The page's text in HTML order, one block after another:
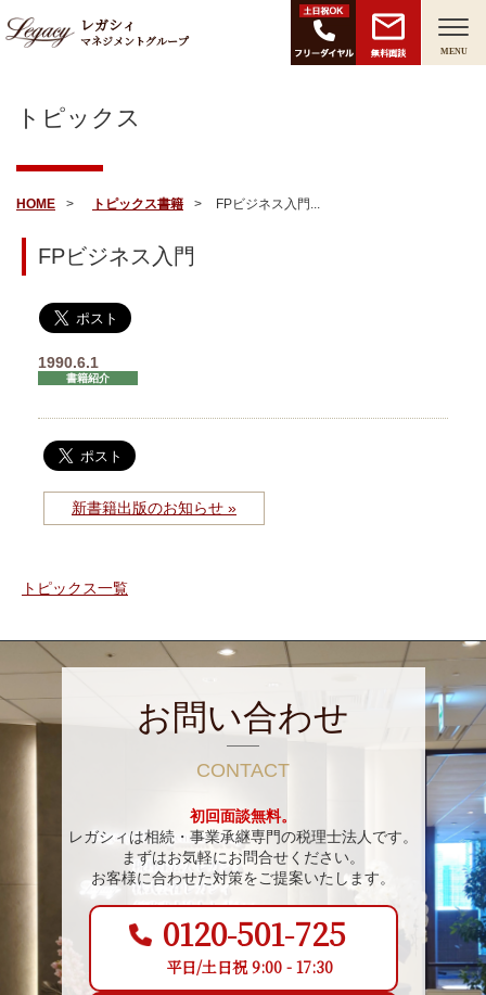
レガシィ
マネジメントグループ
無料面談 MENU
トピックス
HOME トピックス書籍 FPビジネス入門...
FPビジネス入門
1990.6.1
書籍紹介
新書籍出版のお知らせ »
トピックス一覧
お問い合わせ
CONTACT
初回面談無料。
レガシィは相続・事業承継専門の税理士法人です。
まずはお気軽にお問合せください。
お客様に合わせた対策をご提案いたします。
0120-501-725
平日/土日祝 9:00 - 17:30